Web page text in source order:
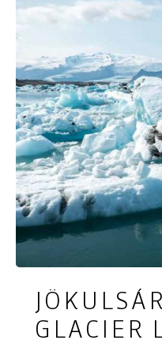
Door de nevel van
omstandigheden
GLACIER